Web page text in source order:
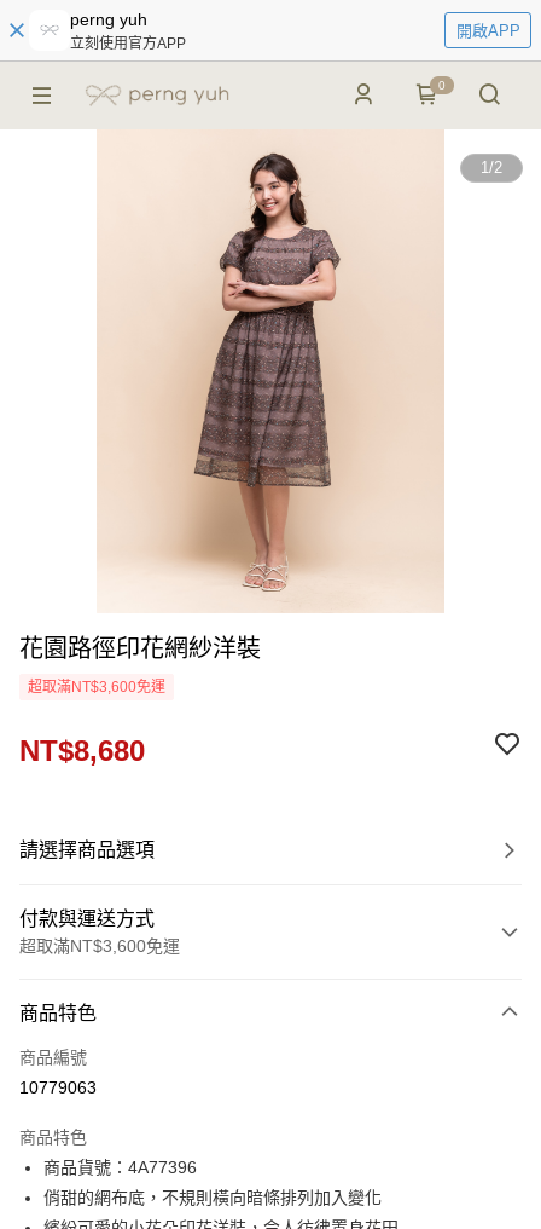
perng yuh
立刻使用官方APP
開啟APP
0
1/2
花園路徑印花網紗洋裝
超取滿NT$3,600免運
NT$8,680
請選擇商品選項
付款與運送方式
超取滿NT$3,600免運
信用卡一次付款
信用卡分期付款
合作金庫商業銀行
華南商業銀行
上海商業儲蓄銀行
台北富邦商業銀行
國泰世華商業銀行
兆豐國際商業銀行
超商取貨付款
LINE Pay
商品特色
商品編號
10779063
商品特色
商品貨號：4A77396
俏甜的網布底，不規則橫向暗條排列加入變化